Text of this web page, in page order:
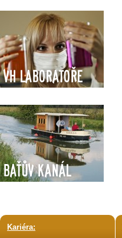
VH Laboratoře
Baťův kanál
Kariéra: